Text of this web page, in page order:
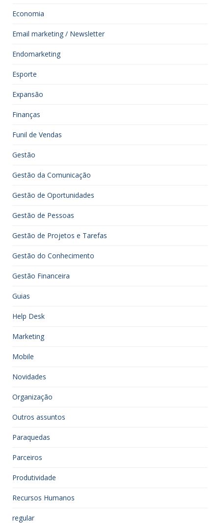
Economia
Email marketing / Newsletter
Endomarketing
Esporte
Expansão
Finanças
Funil de Vendas
Gestão
Gestão da Comunicação
Gestão de Oportunidades
Gestão de Pessoas
Gestão de Projetos e Tarefas
Gestão do Conhecimento
Gestão Financeira
Guias
Help Desk
Marketing
Mobile
Novidades
Organização
Outros assuntos
Paraquedas
Parceiros
Produtividade
Recursos Humanos
regular